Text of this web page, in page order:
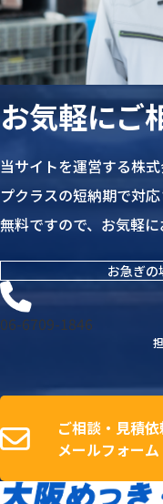
お気軽にご
当サイトを運営する株
プクラスの短納期で対
無料ですので、お気軽に
お急ぎの
06-6709-1846
ご相談・見積
メールフォーム